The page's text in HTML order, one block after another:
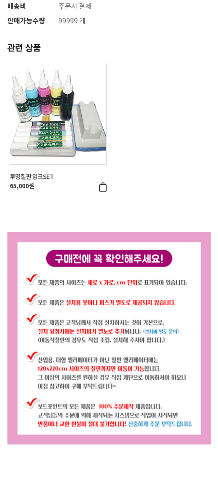
배송비 주문시 결제
판매가능수량 99999 개
관련 상품
투명칠판 잉크SET
65,000원